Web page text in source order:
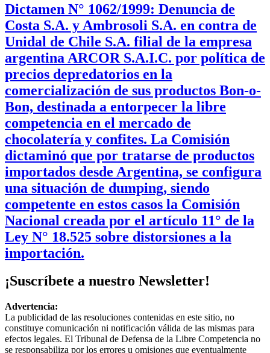
Dictamen N° 1062/1999: Denuncia de
Costa S.A. y Ambrosoli S.A. en contra de
Unidal de Chile S.A. filial de la empresa
argentina ARCOR S.A.I.C. por política de
precios depredatorios en la
comercialización de sus productos Bon-o-
Bon, destinada a entorpecer la libre
competencia en el mercado de
chocolatería y confites. La Comisión
dictaminó que por tratarse de productos
importados desde Argentina, se configura
una situación de dumping, siendo
competente en estos casos la Comisión
Nacional creada por el artículo 11° de la
Ley N° 18.525 sobre distorsiones a la
importación.
¡Suscríbete a nuestro Newsletter!
Advertencia:
La publicidad de las resoluciones contenidas en este sitio, no
constituye comunicación ni notificación válida de las mismas para
efectos legales. El Tribunal de Defensa de la Libre Competencia no
se responsabiliza por los errores u omisiones que eventualmente